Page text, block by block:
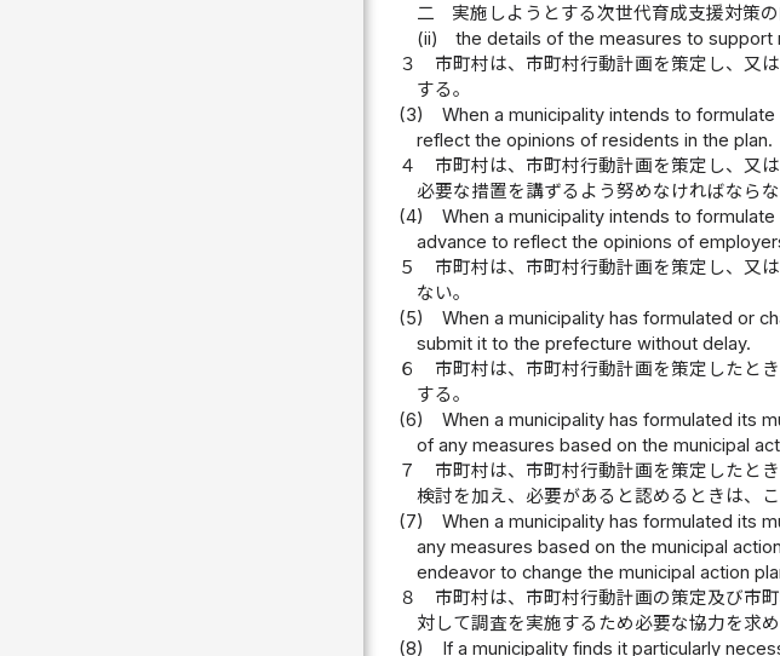
二
実施しようとする次世代育成支援対策
(ii)
the details of the measures to
３
市町村は、市町村行動計画を策定し、又
する。
(3)
When a municipality intends to
reflect the opinions of residents in the plan.
４
市町村は、市町村行動計画を策定し、又
必要な措置を講ずるよう努めなければならな
(4)
When a municipality intends to
advance to reflect the opinions of
５
市町村は、市町村行動計画を策定し、又
ない。
(5)
When a municipality has formulated or
submit it to the prefecture without delay.
６
市町村は、市町村行動計画を策定したと
する。
(6)
When a municipality has formulated its
of any measures based on the municipal
７
市町村は、市町村行動計画を策定したと
検討を加え、必要があると認めるときは、
(7)
When a municipality has formulated its
any measures based on the municipal
endeavor to change the municipal action
８
市町村は、市町村行動計画の策定及び市
対して調査を実施するため必要な協力を求め
(8)
If a municipality finds it particularly